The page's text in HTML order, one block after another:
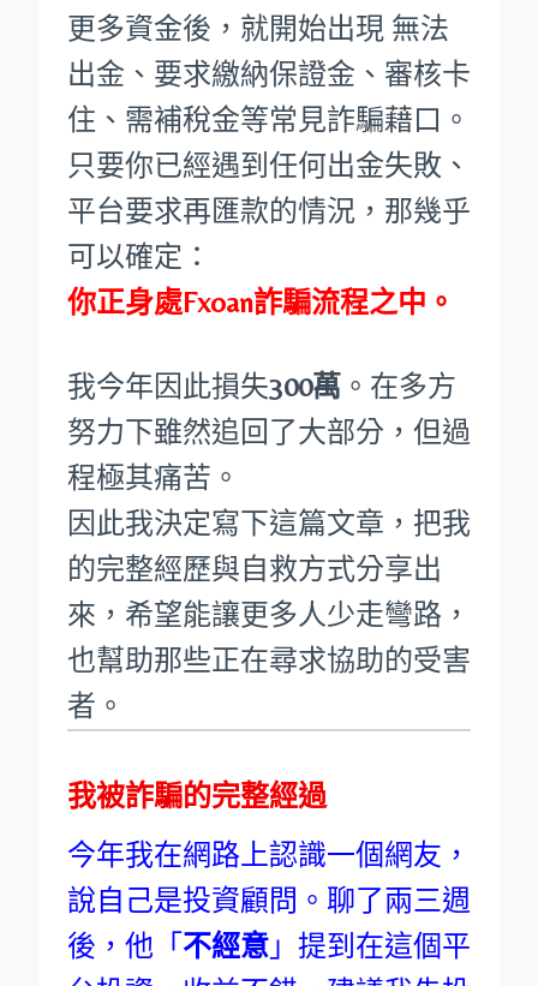
更多資金後，就開始出現 無法
出金、要求繳納保證金、審核卡
住、需補稅金等常見詐騙藉口。
只要你已經遇到任何出金失敗、
平台要求再匯款的情況，那幾乎
可以確定：
你正身處Fxoan詐騙流程之中。
我今年因此損失300萬 。在多方
努力下雖然追回了大部分，但過
程極其痛苦。
因此我決定寫下這篇文章，把我
的完整經歷與自救方式分享出
來，希望能讓更多人少走彎路，
也幫助那些正在尋求協助的受害
者。
我被詐騙的完整經過
今年我在網路上認識一個網友，
說自己是投資顧問。聊了兩三週
後，他「 不經意 」提到在這個平